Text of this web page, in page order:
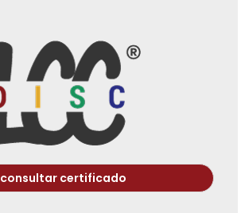
consultar certificado